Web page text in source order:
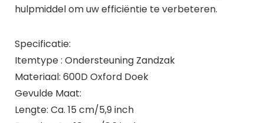
hulpmiddel om uw efficiëntie te verbeteren.
Specificatie:
Itemtype : Ondersteuning Zandzak
Materiaal: 600D Oxford Doek
Gevulde Maat:
Lengte: Ca. 15 cm/5,9 inch